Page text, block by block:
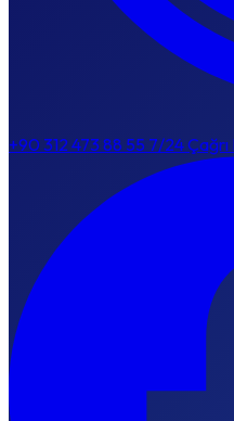
+90 312 473 88 55 7/24